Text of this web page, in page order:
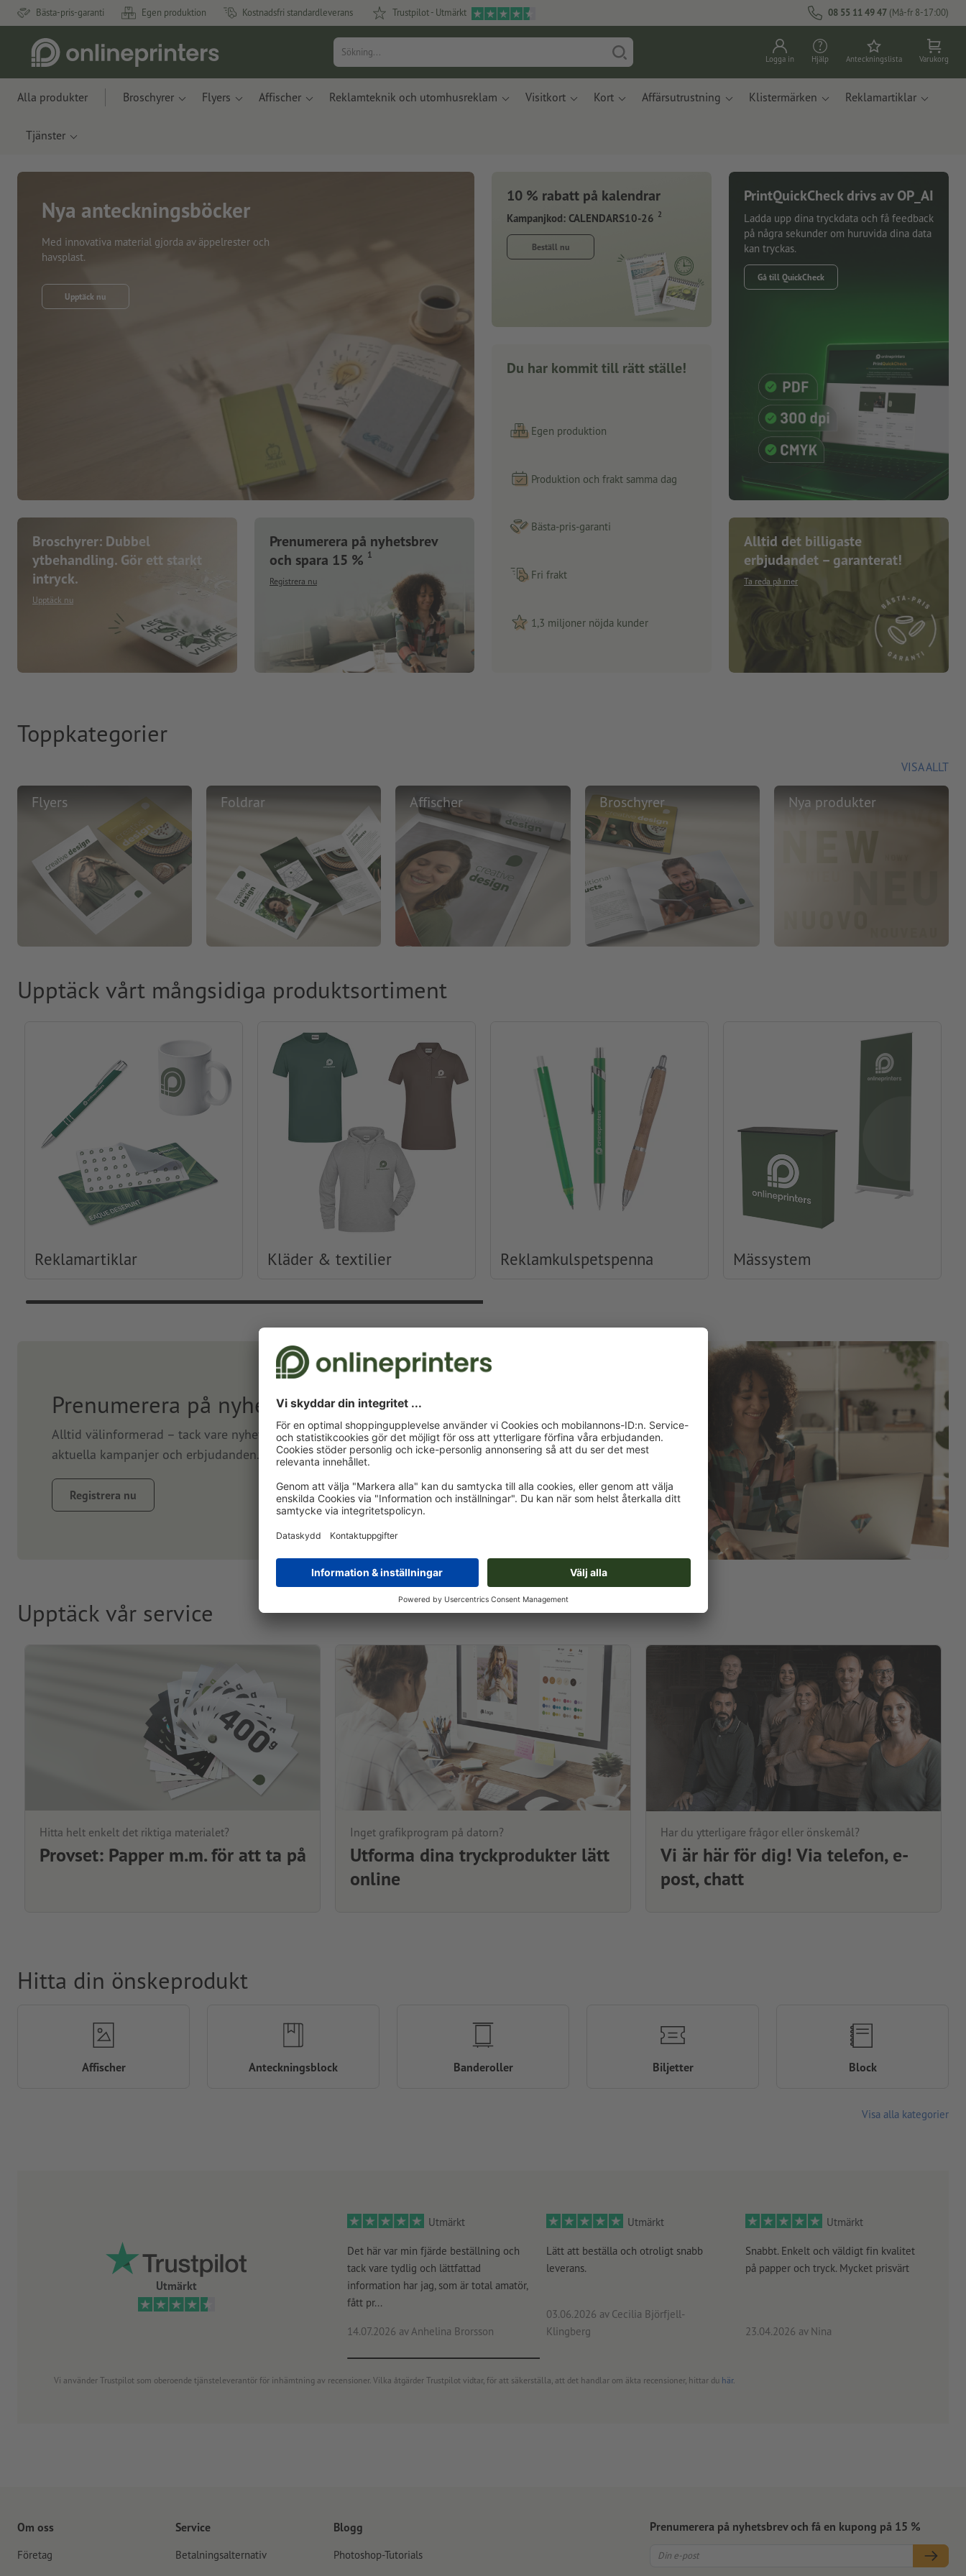
Bästa-pris-garanti Egen produktion Kostnadsfri standardleverans Trustpilot - Utmärkt 08 55 11 49 47 (Må-fr 8-17:00)
Logga in Hjälp Anteckningslista Varukorg
Alla produkter Broschyrer Flyers Affischer Reklamteknik och utomhusreklam Visitkort Kort Affärsutrustning Klistermärken Reklamartiklar
Tjänster
Nya anteckningsböcker
Med innovativa material gjorda av äppelrester och
havsplast.
Upptäck nu
Broschyrer: Dubbel
ytbehandling. Gör ett starkt
intryck.
Upptäck nu
Prenumerera på nyhetsbrev
och spara 15 % 1
Registrera nu
10 % rabatt på kalendrar
Kampanjkod: CALENDARS10-26 2
Beställ nu
Du har kommit till rätt ställe!
Egen produktion
Produktion och frakt samma dag
Bästa-pris-garanti
Fri frakt
1,3 miljoner nöjda kunder
PrintQuickCheck drivs av OP_AI
Ladda upp dina tryckdata och få feedback
på några sekunder om huruvida dina data
kan tryckas.
Gå till QuickCheck
Alltid det billigaste
erbjudandet – garanterat!
Ta reda på mer
Toppkategorier
VISA ALLT
Flyers Foldrar Affischer Broschyrer Nya produkter
Upptäck vårt mångsidiga produktsortiment
Reklamartiklar Kläder & textilier Reklamkulspetspenna Mässystem
Prenumerera på nyhetsbrev och spara 15 %
Alltid välinformerad – tack vare nyhetsbrev. Vi kommer att hålla dig uppdaterad om
aktuella kampanjer och erbjudanden. Prenumerera nu och säkra din välkomstrabatt.
Registrera nu
Upptäck vår service
Hitta helt enkelt det riktiga materialet?
Provset: Papper m.m. för att ta på
Inget grafikprogram på datorn?
Utforma dina tryckprodukter lätt
online
Har du ytterligare frågor eller önskemål?
Vi är här för dig! Via telefon, e-
post, chatt
Utmärkt
Utmärkt
Det här var min fjärde beställning och
tack vare tydlig och lättfattad
information har jag, som är total amatör,
fått pr...
14.07.2026 av Anhelina Brorsson
Utmärkt
Lätt att beställa och otroligt snabb
leverans.
03.06.2026 av Cecilia Björfjell-
Klingberg
Utmärkt
Snabbt. Enkelt och väldigt fin kvalitet
på papper och tryck. Mycket prisvärt
23.04.2026 av Nina
Vi använder Trustpilot som oberoende tjänsteleverantör för inhämtning av recensioner. Vilka åtgärder Trustpilot vidtar, för att säkerställa, att det handlar om äkta recensioner, hittar du här.
Hitta din önskeprodukt
Affischer Anteckningsblock Banderoller Biljetter Block
Visa alla kategorier
Om oss
Företag
Service
Betalningsalternativ
Blogg
Photoshop-Tutorials
Prenumerera på nyhetsbrev och få en kupong på 15 %